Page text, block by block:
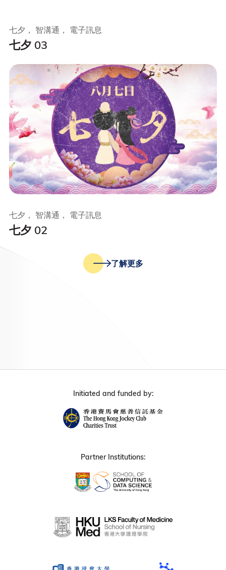
七夕 03
七夕， 智溝通， 電子訊息
七夕 02
七夕， 智溝通， 電子訊息
了解更多
Initiated and funded by:
Partner Institutions: